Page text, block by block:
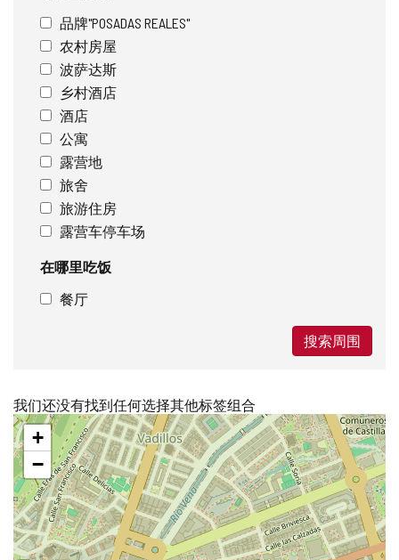
品牌"POSADAS REALES"
农村房屋
波萨达斯
乡村酒店
酒店
公寓
露营地
旅舍
旅游住房
露营车停车场
在哪里吃饭
餐厅
搜索周围
我们还没有找到任何选择其他标签组合
跳
过
地
图
+
−